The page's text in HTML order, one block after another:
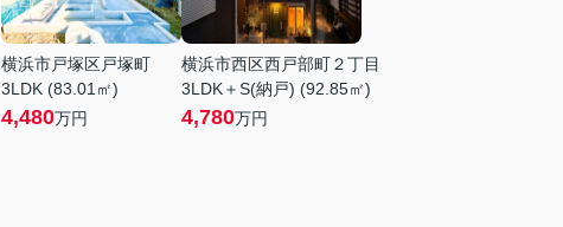
横浜市戸塚区戸塚町
3LDK (83.01㎡)
4,480万円
横浜市西区西戸部町２丁目
3LDK＋S(納戸) (92.85㎡)
4,780万円